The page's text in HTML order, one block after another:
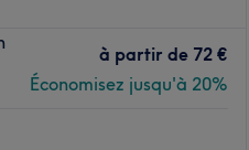
et cocooning.
du corps et du visage.
également des
massage et de bien-être
Découvrez sans plus
ou chinois et profitez d'un
Dame de Lorette et
à partir de 72 €
Économisez jusqu'à 20%